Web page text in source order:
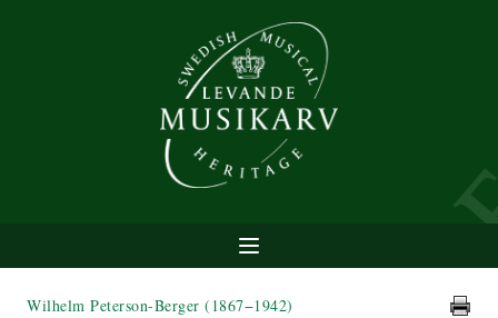
Wilhelm Peterson-Berger (1867−1942)